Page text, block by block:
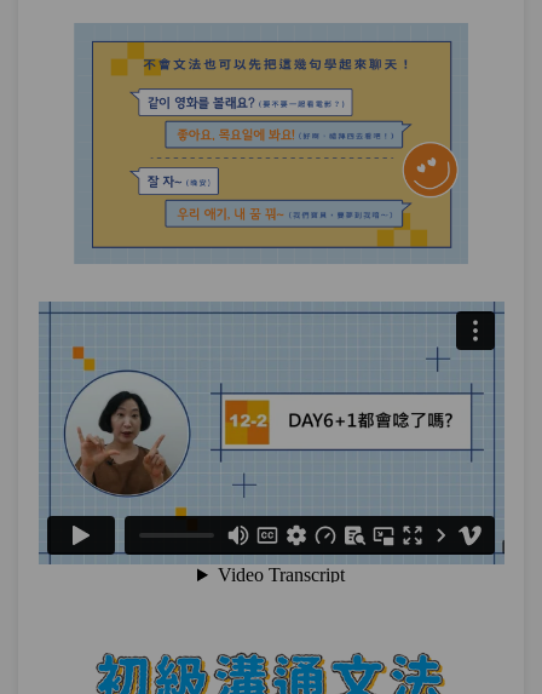
第18章： 台灣觀光大使就是你
你有吃過臭豆腐嗎？：嘗試
我有騎摩托車環島過：經驗
15:46
試看
測驗1 隨堂小考13
第19章： 閒聊寶典，認識朋友不怕沒話題
單元1 想當年啊...（你也變老古板了
嗎）： ～的時候
單元2 我喜歡一個人獨處：動名詞化 21:27
單元3
比起少女時代我比較喜歡
Twice？：比較型
14:05
單元4 你最近在幹嘛呀？：現在進行式